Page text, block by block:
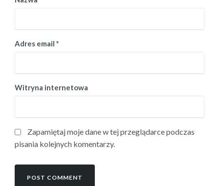
Adres email *
Witryna internetowa
Zapamiętaj moje dane w tej przeglądarce podczas
pisania kolejnych komentarzy.